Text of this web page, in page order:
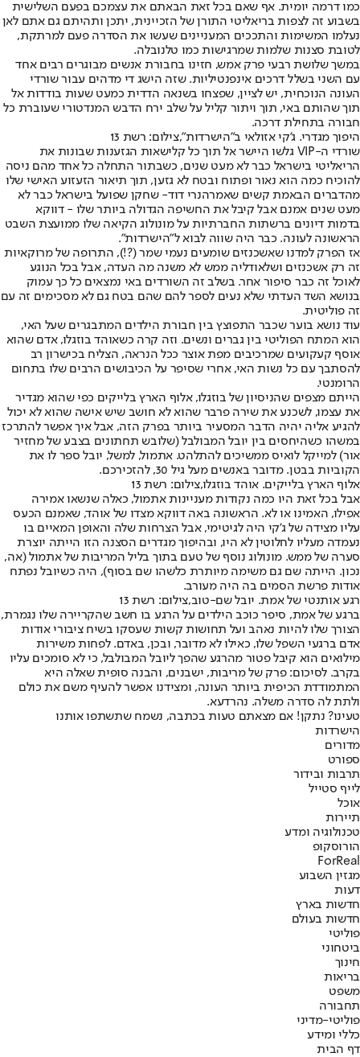
כמו דרמה יומית. אף שאם בכל זאת הבאתם את עצמכם בפעם השלישית
בשבוע זה לצפות בריאליטי התורן של הזכיינית, יתכן ותהיתם גם אתם לאן
נעלמו המשימות והתככים המעניינים שעשו את הסדרה פעם למרתקת,
לטובת סצנות שלמות שמרגישות כמו טלנובלה.
במשך שלושת רבעי פרק אמש, חזינו בחבורת אנשים מבוגרים רבים אחד
עם השני בשלל דרכים אינפנטיליות. שזה הישג די מדהים עבור שורדי
העונה הנוכחית, יש לציין, שפצחו בשנאה הדדית כמעט שעות בודדות אל
תוך שהותם באי, תוך ויתור קליל על שלב ירח הדבש המנדטורי שעוברת כל
חבורה בתחילת דרכה.
היפוך מגדרי. ג'קי אזולאי ב"הישרדות",צילום: רשת 13
שורדי ה-VIP גלשו היישר אל תוך כל קלישאות הגזענות שבונות את
הריאליטי בישראל כבר לא מעט שנים, כשבתור התחלה כל אחד מהם ניסה
להוכיח כמה הוא נאור ופתוח ובטח לא גזען, תוך תיאור הזעזוע האישי שלו
מהדברים הבאמת קשים שאמרהנרי דוד- שחקן שפועל בישראל כבר לא
מעט שנים אמנם אבל קיבל את החשיפה הגדולה ביותר שלו - דווקא
בדמות דיונים ברשתות החברתיות על מונולוג הקיאה שלו ממועצת השבט
הראשונה לעונה. כבר היה שווה לבוא ל"הישרדות".
אז הפרק למדנו שאשכנזים שומעים נעמי שמר (?!), התרופה של מרוקאיות
זה רק אשכנזים ושלאודליה ממש לא משנה מה העדה, אבל בכל הנוגע
לאוכל זה כבר סיפור אחר. בשלב זה השורדים באי נמצאים כל כך עמוק
בנושא השד העדתי שלא נעים לספר להם שהם בטח גם לא מסכימים זה עם
זה פוליטית.
עוד נושא בוער שכבר התפוצץ בין חבורת הילדים המתבגרים שעל האי,
הוא המתח הפוליטי בין גברים ונשים. וזה קרה כשאוהד בוזגלו, אדם שהוא
אוסף קעקועים שמרכיבים מפת אוצר ככל הנראה, הצליח בכישרון רב
להסתבך עם כל נשות האי, אחרי שסיפר על הכיבושים הרבים שלו בתחום
הרומנטי.
הייתם מצפים שהניסיון של בוזגלו, אלוף הארץ בלייקים כפי שהוא מגדיר
את עצמו, לשכנע את שירה פרבר שהוא לא חושב שיש אישה שהוא לא יכול
להגיע אליה יהיה הדבר המסעיר ביותר בפרק הזה, אבל איך אפשר להתרכז
במשהו כשהיחסים בין יובל המבולבל (שלובש תחתונים בצבע של מחזיר
אור) למייקל לואיס ממשיכים להתלהט. אתמול, למשל, יובל ספר לו את
הקוביות בבטן. מדובר באנשים מעל גיל 30, להזכירכם.
אלוף הארץ בלייקים. אוהד בוזגלו,צילום: רשת 13
אבל בכל זאת היו כמה נקודות מעניינות אתמול, כאלה שנשאו אמירה
אפילו, האמינו או לא. הראשונה באה דווקא מצדו של אוהד, שאמנם הכעס
עליו מצידה של ג'קי היה לגיטימי, אבל הצרחות שלה והאופן המאיים בו
נעמדה מעליו לחלוטין לא היו, ובהיפוך מגדרים הסצנה הזו הייתה יוצרת
סערה של ממש. מונולוג נוסף של טעם בתוך בליל המריבות של אתמול (אה,
נכון. הייתה שם גם משימה מיותרת כלשהו שם בסוף), היה כשיובל נפתח
אודות פרשת הסמים בה היה מעורב.
רגע אותנטי של אמת. יובל שם-טוב,צילום: רשת 13
ברגע של אמת, סיפר כוכב הילדים על הרגע בו חשב שהקריירה שלו נגמרת,
הצורך שלו להיות נאהב ועל תחושות קשות שעסקו בשיח ציבורי אודות
אדם ברגעי השפל שלו, כאילו לא מדובר, ובכן, באדם. לפחות משירות
מילואים הוא קיבל פטור מהרגע שהפך ליובל המבולבל, כי לא סומכים עליו
בקרב. לסיכום: פרק של מריבות, ישבנים, והבנה סופית שאלה היא
המתמודדת הכיפית ביותר העונה, ומצידנו אפשר להעיף משם את כולם
ולתת לה סדרה משלה. נהרדעא.
טעינו? נתקן! אם מצאתם טעות בכתבה, נשמח שתשתפו אותנו
הישרדות
מדורים
ספורט
תרבות ובידור
לייף סטייל
אוכל
תיירות
טכנולוגיה ומדע
הורוסקופ
ForReal
מגזין השבוע
דעות
חדשות בארץ
חדשות בעולם
פוליטי
ביטחוני
חינוך
בריאות
משפט
תחבורה
פוליטי-מדיני
כללי ומידע
דף הבית